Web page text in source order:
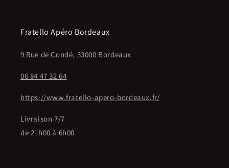
Fratello Apéro Bordeaux
9 Rue de Condé, 33000 Bordeaux
06 84 47 32 64
https://www.fratello-apero-bordeaux.fr/
Livraison 7/7
de 21h00 à 6h00